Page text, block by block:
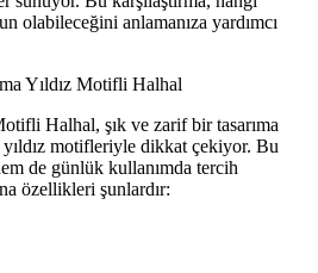
olabileceğini anlamanıza yardımcı
Yıldız Motifli Halhal
Halhal, şık ve zarif bir tasarıma
motifleriyle dikkat çekiyor. Bu
de günlük kullanımda tercih
özellikleri şunlardır: